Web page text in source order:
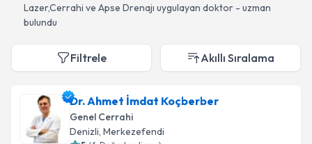
Lazer,Cerrahi ve Apse Drenajı uygulayan doktor - uzman
bulundu
Filtrele Akıllı Sıralama
Dr. Ahmet İmdat Koçberber
Genel Cerrahi
Denizli, Merkezefendi